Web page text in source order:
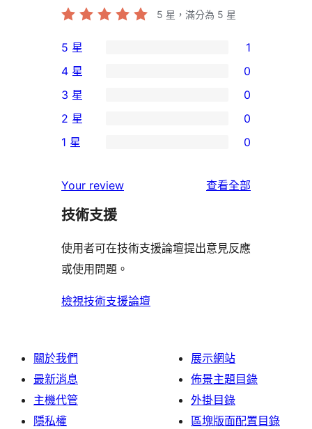
5 星，滿分為 5 星
1
個
5
星
使
者
論
5 星 1
個
4
星
用
者
論
4 星 0
0
個
3
使
用
評
論
3 星 0
個
星
使
者
評
論
2 星 0
1
星
用
者
評
1 星 0
Your review 查看全部
評
技術支援
使用者可在技術支援論壇提出意見反應
或使用問題。
檢視技術支援論壇
關於我們
最新消息
主機代管
隱私權
展示網站
佈景主題目錄
外掛目錄
區塊版面配置目錄